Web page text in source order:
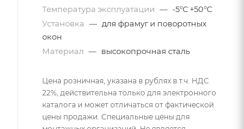
Температура эксплуатации — -5°С +50°С
Установка — для фрамуг и поворотных
окон
Материал — высокопрочная сталь
Цена розничная, указана в рублях в т.ч. НДС
22%, действительна только для электронного
каталога и может отличаться от фактической
цены продажи. Специальные цены для